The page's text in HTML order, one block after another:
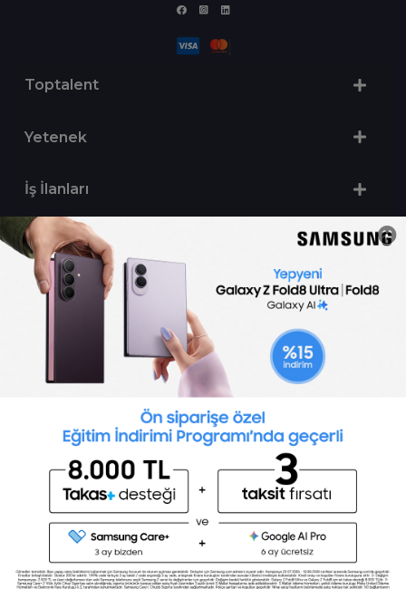
Toptalent
Yetenek
İş İlanları
Sertifika Programları
Yetenek Testleri
Toptalent Marka ve İnsan Kaynakları Danışmanlığı Limited Şirketi Özel İstihdam Bürosu
Olarak 11 / 11 / 2024 - 10 / 11 / 2027 tarihleri arasında faaliyette bulunmak üzere, Türkiye İş
Kurumu tarafından 05.11.2024 tarih ve 16998526 sayılı karar uyarınca 1251 nolu belge ile faaliyet
göstermektedir.Toptalent İş İlanları için tıklayın. 4904 sayılı kanun uyarınca iş arayanlardan
ücret alınmayacak ve menfaat temin edilmeyecektir.
Türkiye İş Kurumu İstanbul İl Müdürlüğü: 0 212 249 29 87 | Türkiye iş Kurumu İstanbul Çalışma
ve İş Kurumu Bahçelievler Hizmet Merkezi